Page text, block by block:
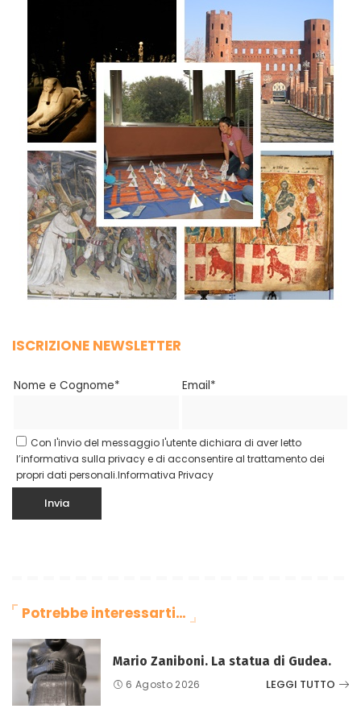
ISCRIZIONE NEWSLETTER
Nome e Cognome* Email*
Con l'invio del messaggio l'utente dichiara di aver letto
l’informativa sulla privacy e di acconsentire al trattamento dei
propri dati personali.Informativa Privacy
Potrebbe interessarti…
Mario Zaniboni. La statua di Gudea.
6 Agosto 2026 LEGGI TUTTO